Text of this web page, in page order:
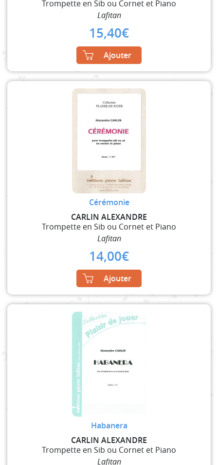
Trompette en Sib ou Cornet et Piano
Lafitan
15,40€
Ajouter
Cérémonie
CARLIN ALEXANDRE
Trompette en Sib ou Cornet et Piano
Lafitan
14,00€
Ajouter
Habanera
CARLIN ALEXANDRE
Trompette en Sib ou Cornet et Piano
Lafitan